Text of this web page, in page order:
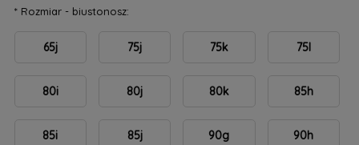
*Rozmiar - biustonosz:
65j 75j 75k 75l
80i 80j 80k 85h
85i 85j 90g 90h